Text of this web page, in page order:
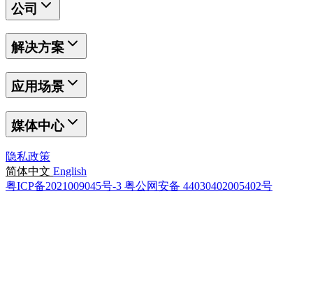
公司
解决方案
应用场景
媒体中心
隐私政策
简体中文 English
粤ICP备2021009045号-3 粤公网安备 44030402005402号